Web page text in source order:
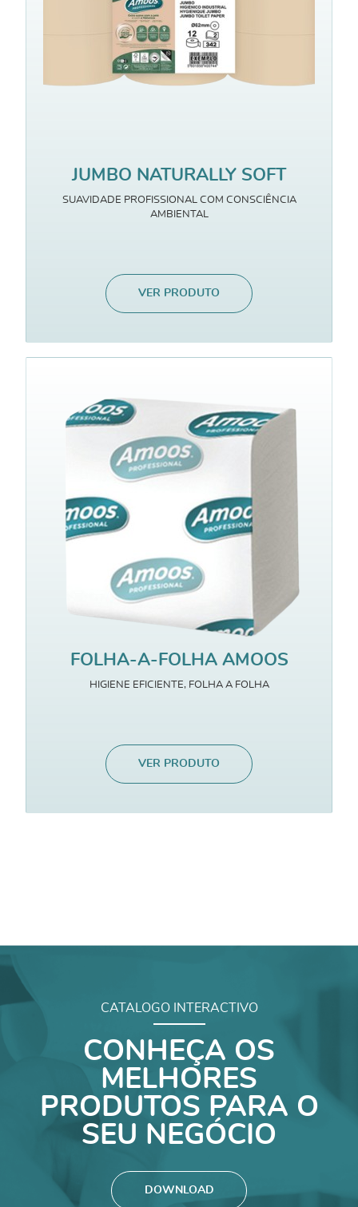
JUMBO NATURALLY SOFT
SUAVIDADE PROFISSIONAL COM CONSCIÊNCIA
AMBIENTAL
VER PRODUTO
FOLHA-A-FOLHA AMOOS
HIGIENE EFICIENTE, FOLHA A FOLHA
VER PRODUTO
CATALOGO INTERACTIVO
CONHEÇA OS
MELHORES
PRODUTOS PARA O
SEU NEGÓCIO
DOWNLOAD